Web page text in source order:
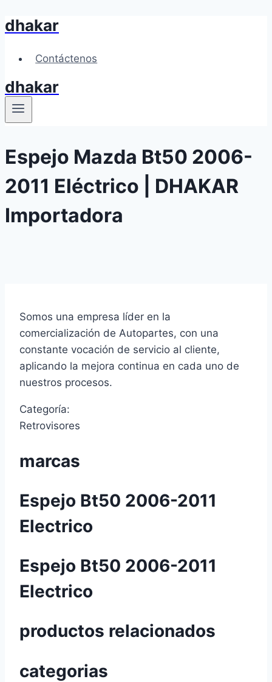
Skip
content
dhakar
Contáctenos
dhakar
Espejo Mazda Bt50 2006-
2011 Eléctrico | DHAKAR
Importadora
Somos una empresa líder en la
comercialización de Autopartes, con una
constante vocación de servicio al cliente,
aplicando la mejora continua en cada uno de
nuestros procesos.
Categoría:
Retrovisores
marcas
Espejo Bt50 2006-2011
Electrico
Espejo Bt50 2006-2011
Electrico
productos relacionados
categorias